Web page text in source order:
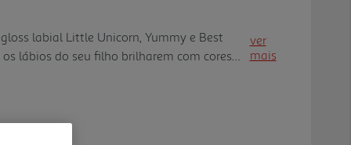
labial Little Unicorn, Yummy e Best
lábios do seu filho brilharem com cores
Esta coleção variada apresenta três
delicia com sabores doces e frutados
ver
mais